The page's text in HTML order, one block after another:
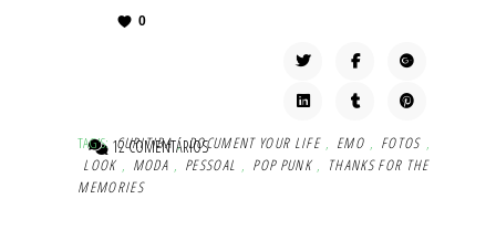
12 COMENTÁRIOS
0
TAG'S: CURITIBA , DOCUMENT YOUR LIFE , EMO , FOTOS ,
LOOK , MODA , PESSOAL , POP PUNK , THANKS FOR THE
MEMORIES